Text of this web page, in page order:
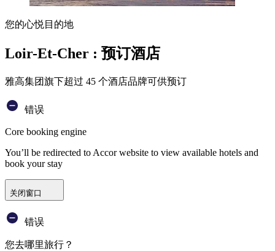
您的心悦目的地
Loir-Et-Cher : 预订酒店
雅高集团旗下超过 45 个酒店品牌可供预订
错误
Core booking engine
You’ll be redirected to Accor website to view available hotels and
book your stay
关闭窗口
错误
您去哪里旅行？